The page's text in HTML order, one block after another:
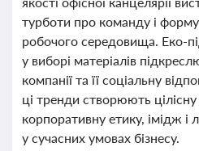
турботи про команду і
робочого середовища. Еко-
у виборі матеріалів
компанії та її соціальну
ці тренди створюють
корпоративну етику, імідж і
у сучасних умовах бізнесу.